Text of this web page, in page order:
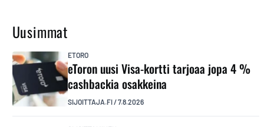
Uusimmat
ETORO
eToron uusi Visa-kortti tarjoaa jopa 4 %
cashbackia osakkeina
SIJOITTAJA.FI/7.8.2026